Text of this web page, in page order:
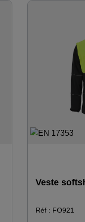
protège les
conditions de
Veste
Réf : FO921